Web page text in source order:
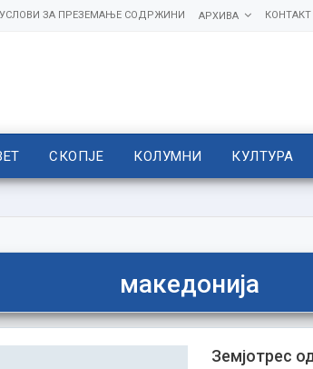
КОНТАКТ
АРХИВА
УСЛОВИ ЗА ПРЕЗЕМАЊЕ СОДРЖИНИ
СКОПЈЕ КОЛУМНИ КУЛТУРА
македонија
Земјотрес